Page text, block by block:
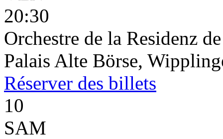
20:30
Orchestre de la Residenz
Palais Alte Börse,
Réserver des billets
10
SAM